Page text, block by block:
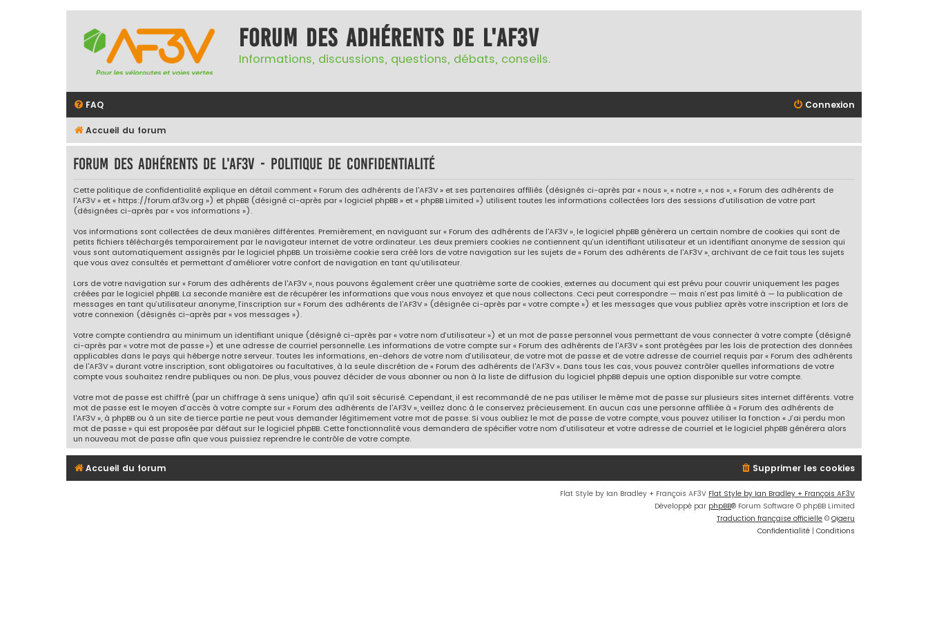
Forum des adhérents de l'AF3V
Informations, discussions, questions, débats, conseils.
FAQ Connexion
Accueil du forum
Forum des adhérents de l'AF3V - Politique de confidentialité
Cette politique de confidentialité explique en détail comment « Forum des adhérents de l'AF3V » et ses partenaires affiliés (désignés ci-après par « nous », « notre », « nos », « Forum des adhérents de
l'AF3V » et « https://forum.af3v.org ») et phpBB (désigné ci-après par « logiciel phpBB » et « phpBB Limited ») utilisent toutes les informations collectées lors des sessions d’utilisation de votre part
(désignées ci-après par « vos informations »).
Vos informations sont collectées de deux manières différentes. Premièrement, en naviguant sur « Forum des adhérents de l'AF3V », le logiciel phpBB génèrera un certain nombre de cookies qui sont de
petits fichiers téléchargés temporairement par le navigateur internet de votre ordinateur. Les deux premiers cookies ne contiennent qu’un identifiant utilisateur et un identifiant anonyme de session qui
vous sont automatiquement assignés par le logiciel phpBB. Un troisième cookie sera créé lors de votre navigation sur les sujets de « Forum des adhérents de l'AF3V », archivant de ce fait tous les sujets
que vous avez consultés et permettant d’améliorer votre confort de navigation en tant qu’utilisateur.
Lors de votre navigation sur « Forum des adhérents de l'AF3V », nous pouvons également créer une quatrième sorte de cookies, externes au document qui est prévu pour couvrir uniquement les pages
créées par le logiciel phpBB. La seconde manière est de récupérer les informations que vous nous envoyez et que nous collectons. Ceci peut correspondre — mais n’est pas limité à — la publication de
messages en tant qu’utilisateur anonyme, l’inscription sur « Forum des adhérents de l'AF3V » (désignée ci-après par « votre compte ») et les messages que vous publiez après votre inscription et lors de
votre connexion (désignés ci-après par « vos messages »).
Votre compte contiendra au minimum un identifiant unique (désigné ci-après par « votre nom d’utilisateur ») et un mot de passe personnel vous permettant de vous connecter à votre compte (désigné
ci-après par « votre mot de passe ») et une adresse de courriel personnelle. Les informations de votre compte sur « Forum des adhérents de l'AF3V » sont protégées par les lois de protection des données
applicables dans le pays qui héberge notre serveur. Toutes les informations, en-dehors de votre nom d’utilisateur, de votre mot de passe et de votre adresse de courriel requis par « Forum des adhérents
de l'AF3V » durant votre inscription, sont obligatoires ou facultatives, à la seule discrétion de « Forum des adhérents de l'AF3V ». Dans tous les cas, vous pouvez contrôler quelles informations de votre
compte vous souhaitez rendre publiques ou non. De plus, vous pouvez décider de vous abonner ou non à la liste de diffusion du logiciel phpBB depuis une option disponible sur votre compte.
Votre mot de passe est chiffré (par un chiffrage à sens unique) afin qu’il soit sécurisé. Cependant, il est recommandé de ne pas utiliser le même mot de passe sur plusieurs sites internet différents. Votre
mot de passe est le moyen d’accès à votre compte sur « Forum des adhérents de l'AF3V », veillez donc à le conservez précieusement. En aucun cas une personne affiliée à « Forum des adhérents de
l'AF3V », à phpBB ou à un site de tierce partie ne peut vous demander légitimement votre mot de passe. Si vous oubliez le mot de passe de votre compte, vous pouvez utiliser la fonction « J’ai perdu mon
mot de passe » qui est proposée par défaut sur le logiciel phpBB. Cette fonctionnalité vous demandera de spécifier votre nom d’utilisateur et votre adresse de courriel et le logiciel phpBB générera alors
un nouveau mot de passe afin que vous puissiez reprendre le contrôle de votre compte.
Accueil du forum Supprimer les cookies
Flat Style by Ian Bradley + François AF3V Flat Style by Ian Bradley + François AF3V
Développé par phpBB® Forum Software © phpBB Limited
Traduction française officielle © Qiaeru
Confidentialité | Conditions